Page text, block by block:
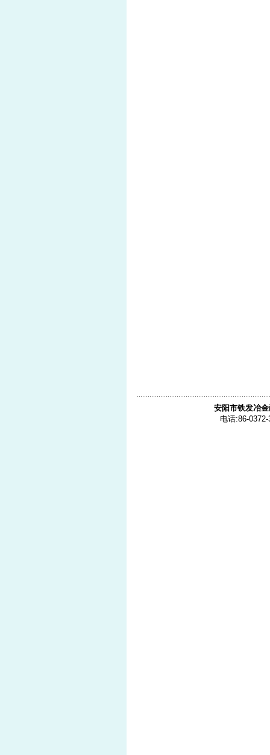
安阳市铁发冶
电话:86-